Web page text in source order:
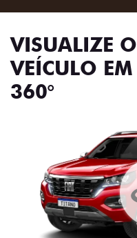
VISUALIZE O
VEÍCULO EM
360°